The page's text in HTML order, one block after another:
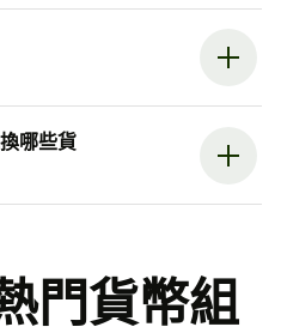
哪些貨
門貨幣組